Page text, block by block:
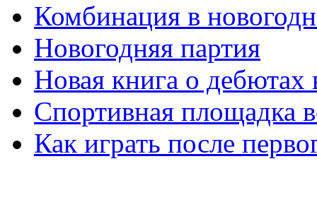
Комбинация в
Новогодняя партия
Новая книга о
Спортивная площадка
Как играть после